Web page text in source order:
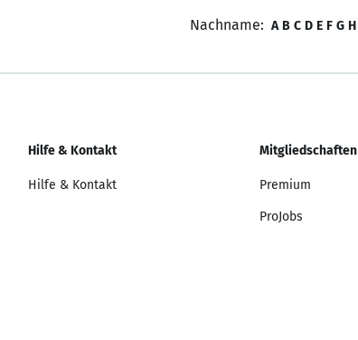
Nachname: A B C D E F G H
Hilfe & Kontakt
Hilfe & Kontakt
Mitgliedschaften
Premium
ProJobs